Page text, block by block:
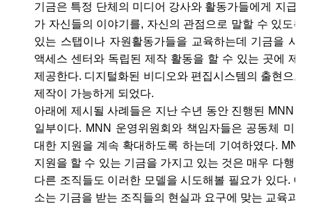
기금은 특정 단체의 미디어 강사와 활동가들에게 지급
가 자신들의 이야기를, 자신의 관점으로 말할 수 있도록
있는 스탭이나 자원활동가들을 교육하는데 기금을 사
액세스 센터와 독립된 제작 활동을 할 수 있는 곳에 제
제공한다. 디지털화된 비디오와 편집시스템의 출현으로
제작이 가능하게 되었다.
아래에 제시될 사례들은 지난 수년 동안 진행된 MNN 공
일부이다. MNN 운영위원회와 책임자들은 공동체 미디
대한 지원을 계속 확대하도록 하는데 기여하였다. MNN
지원을 할 수 있는 기금을 가지고 있는 것은 매우 다행스
다른 조직들도 이러한 모델을 시도해볼 필요가 있다. 이
소는 기금을 받는 조직들의 현실과 요구에 맞는 교육과